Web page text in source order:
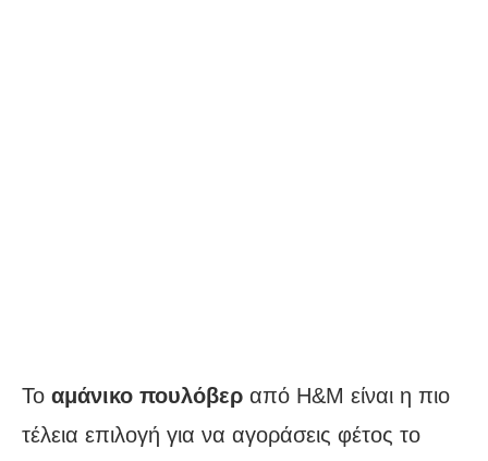
Το αμάνικο πουλόβερ από H&M είναι η πιο
τέλεια επιλογή για να αγοράσεις φέτος το